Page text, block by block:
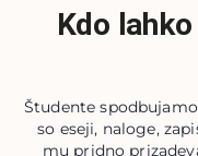
Kdo
Študente
so eseji, naloge,
mu pridno